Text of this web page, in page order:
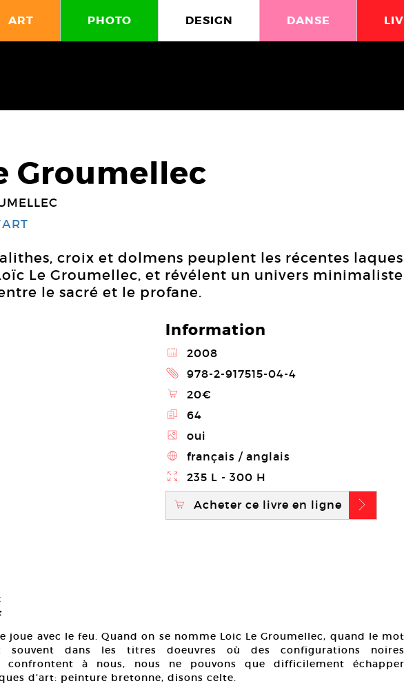
ART PHOTO DESIGN DANSE
Groumellec
croix et dolmens peuplent les récentes laques
Le Groumellec, et révélent un univers minimaliste
le sacré et le profane.
Information
@ 2008
2 978-2-917515-04-4
\ 20€
E 64
Z oui
4 français / anglais
} 235 L - 300 H
\ Acheter ce livre en ligne b
joue avec le feu. Quand on se nomme Loic Le Groumellec, quand le mot
souvent dans les titres doeuvres où des configurations noires
confrontent à nous, nous ne pouvons que difficilement échapper
d’art: peinture bretonne, disons celte.